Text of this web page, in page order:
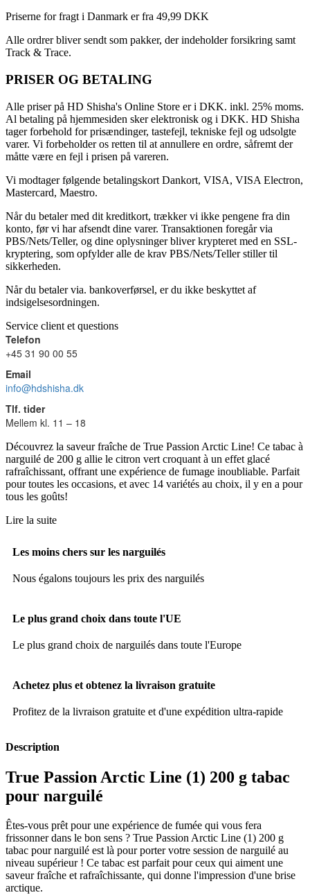
Priserne for fragt i Danmark er fra 49,99 DKK
Alle ordrer bliver sendt som pakker, der indeholder forsikring samt
Track & Trace.
PRISER OG BETALING
Alle priser på HD Shisha's Online Store er i DKK. inkl. 25% moms.
Al betaling på hjemmesiden sker elektronisk og i DKK. HD Shisha
tager forbehold for prisændinger, tastefejl, tekniske fejl og udsolgte
varer. Vi forbeholder os retten til at annullere en ordre, såfremt der
måtte være en fejl i prisen på vareren.
Vi modtager følgende betalingskort Dankort, VISA, VISA Electron,
Mastercard, Maestro.
Når du betaler med dit kreditkort, trækker vi ikke pengene fra din
konto, før vi har afsendt dine varer. Transaktionen foregår via
PBS/Nets/Teller, og dine oplysninger bliver krypteret med en SSL-
kryptering, som opfylder alle de krav PBS/Nets/Teller stiller til
sikkerheden.
Når du betaler via. bankoverførsel, er du ikke beskyttet af
indsigelsesordningen.
Service client et questions
Telefon
+45 31 90 00 55
Email
info@hdshisha.dk
Tlf. tider
Mellem kl. 11 – 18
Découvrez la saveur fraîche de True Passion Arctic Line! Ce tabac à
narguilé de 200 g allie le citron vert croquant à un effet glacé
rafraîchissant, offrant une expérience de fumage inoubliable. Parfait
pour toutes les occasions, et avec 14 variétés au choix, il y en a pour
tous les goûts!
Lire la suite
Les moins chers sur les narguilés
Nous égalons toujours les prix des narguilés
Le plus grand choix dans toute l'UE
Le plus grand choix de narguilés dans toute l'Europe
Achetez plus et obtenez la livraison gratuite
Profitez de la livraison gratuite et d'une expédition ultra-rapide
Description
True Passion Arctic Line (1) 200 g tabac
pour narguilé
Êtes-vous prêt pour une expérience de fumée qui vous fera
frissonner dans le bon sens ? True Passion Arctic Line (1) 200 g
tabac pour narguilé est là pour porter votre session de narguilé au
niveau supérieur ! Ce tabac est parfait pour ceux qui aiment une
saveur fraîche et rafraîchissante, qui donne l'impression d'une brise
arctique.